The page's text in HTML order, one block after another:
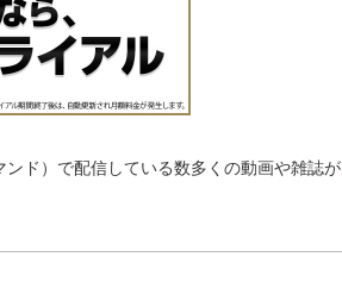
ンド）で配信している数多くの動画や雑誌が